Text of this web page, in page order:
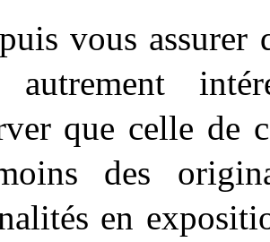
vous assurer
autrement
que celle de
des
en